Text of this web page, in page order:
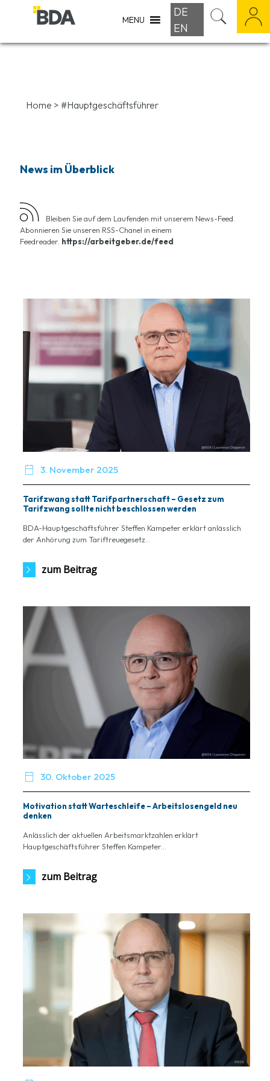
MENU
DE
EN
Home > #Hauptgeschäftsführer
News im Überblick
Bleiben Sie auf dem Laufenden mit unserem News-Feed.
Abonnieren Sie unseren RSS-Chanel in einem
Feedreader. https://arbeitgeber.de/feed
 3. November 2025
Tarifzwang statt Tarifpartnerschaft – Gesetz zum
Tarifzwang sollte nicht beschlossen werden
BDA-Hauptgeschäftsführer Steffen Kampeter erklärt anlässlich
der Anhörung zum Tariftreuegesetz...
zum Beitrag
 30. Oktober 2025
Motivation statt Warteschleife – Arbeitslosengeld neu
denken
Anlässlich der aktuellen Arbeitsmarktzahlen erklärt
Hauptgeschäftsführer Steffen Kampeter...
zum Beitrag